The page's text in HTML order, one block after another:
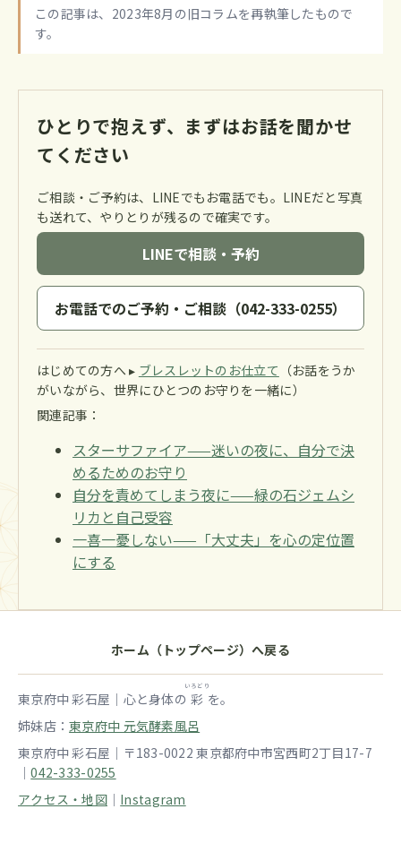
この記事は、2023年8月の旧コラムを再執筆したもので
す。
ひとりで抱えず、まずはお話を聞かせ
てください
ご相談・ご予約は、LINEでもお電話でも。LINEだと写真
も送れて、やりとりが残るので確実です。
LINEで相談・予約
お電話でのご予約・ご相談（042-333-0255）
はじめての方へ ▸ ブレスレットのお仕立て （お話をうか
がいながら、世界にひとつのお守りを一緒に）
関連記事：
スターサファイア——迷いの夜に、自分で決
めるためのお守り
自分を責めてしまう夜に——緑の石ジェムシ
リカと自己受容
一喜一憂しない——「大丈夫」を心の定位置
にする
ホーム（トップページ）へ戻る
東京府中 彩石屋｜心と身体の 彩
いろどり
を。
姉妹店：東京府中 元気酵素風呂
東京府中 彩石屋｜〒183-0022 東京都府中市宮西町2丁目17-7
｜042-333-0255
アクセス・地図｜ Instagram